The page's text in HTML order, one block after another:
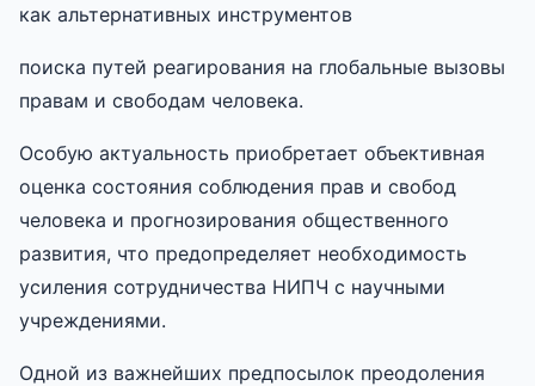
как альтернативных инструментов
поиска путей реагирования на глобальные вызовы
правам и свободам человека.
Особую актуальность приобретает объективная
оценка состояния соблюдения прав и свобод
человека и прогнозирования общественного
развития, что предопределяет необходимость
усиления сотрудничества НИПЧ с научными
учреждениями.
Одной из важнейших предпосылок преодоления